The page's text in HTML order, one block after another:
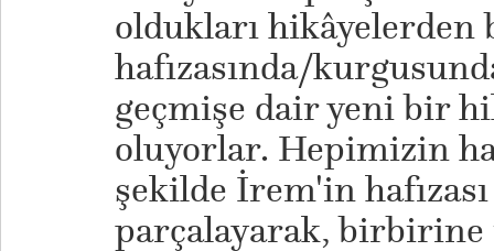
oldukları hikâyelerden
hafızasında/
geçmişe dair yeni bir
oluyorlar. Hepimizin
şekilde İrem'in
parçalayarak,